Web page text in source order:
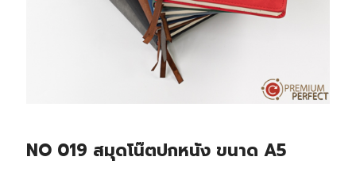
NO 019 สมุดโน๊ตปกหนัง ขนาด A5